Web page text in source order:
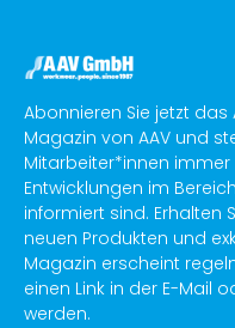
Abonnieren Sie jetzt
Magazin von AAV und
Mitarbeiter*innen
Entwicklungen im
informiert sind. Erhalten
neuen Produkten und
Magazin erscheint
einen Link in der E-Mail
werden.